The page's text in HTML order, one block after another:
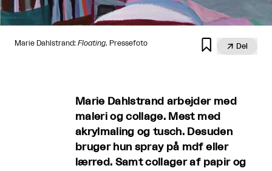
Marie Dahlstrand: Floating. Pressefoto   Del
Marie Dahlstrand arbejder med
maleri og collage. Mest med
akrylmaling og tusch. Desuden
bruger hun spray på mdf eller
lærred. Samt collager af papir og